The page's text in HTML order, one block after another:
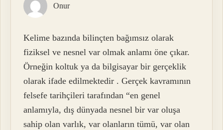
Onur
Kelime bazında bilinçten bağımsız olarak
fiziksel ve nesnel var olmak anlamı öne çıkar.
Örneğin koltuk ya da bilgisayar bir gerçeklik
olarak ifade edilmektedir . Gerçek kavramının
felsefe tarihçileri tarafından “en genel
anlamıyla, dış dünyada nesnel bir var oluşa
sahip olan varlık, var olanların tümü, var olan